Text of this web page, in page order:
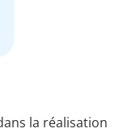
la réalisation